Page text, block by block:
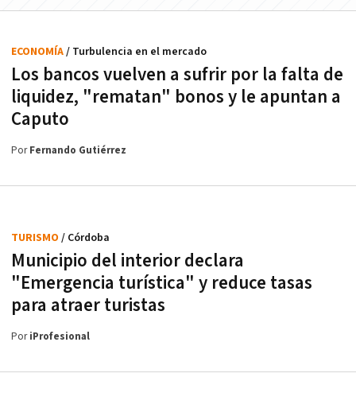
Los bancos vuelven a sufrir por la falta de
liquidez, "rematan" bonos y le apuntan a
Caputo
ECONOMÍA/ Turbulencia en el mercado
PorFernando Gutiérrez
Municipio del interior declara
"Emergencia turística" y reduce tasas
para atraer turistas
TURISMO / Córdoba
PoriProfesional